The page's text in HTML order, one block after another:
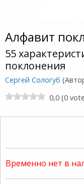
Алфавит
55
поклонения
Сергей Сологуб
0,0 (0
Временно нет в